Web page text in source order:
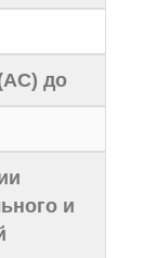
до
и